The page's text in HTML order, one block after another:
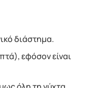
διάστημα.
εφόσον είναι